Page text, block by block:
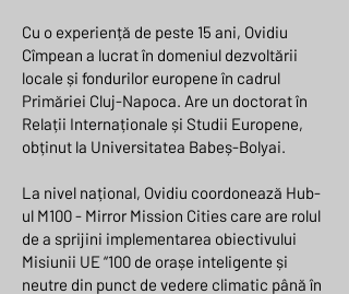
Cu o experiență de peste 15 ani, Ovidiu
Cîmpean a lucrat în domeniul dezvoltării
locale și fondurilor europene în cadrul
Primăriei Cluj-Napoca. Are un doctorat în
Relații Internaționale și Studii Europene,
obținut la Universitatea Babeș-Bolyai.
La nivel național, Ovidiu coordonează Hub-
ul M100 - Mirror Mission Cities care are rolul
de a sprijini implementarea obiectivului
Misiunii UE “100 de orașe inteligente și
neutre din punct de vedere climatic până în